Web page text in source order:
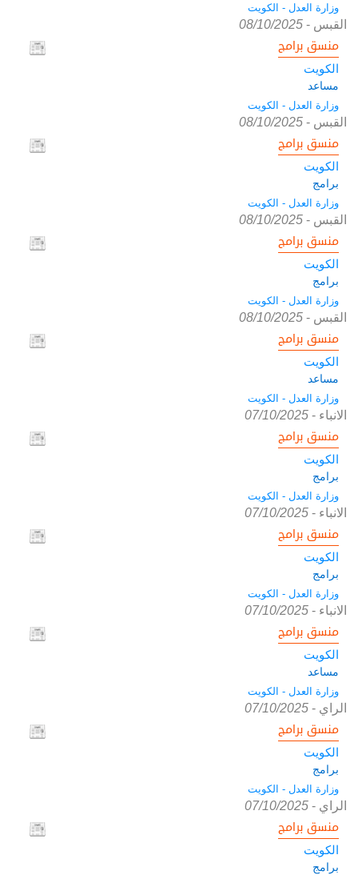
وزارة العدل - الكويت
القبس -
08/10/2025
منسق برامج
الكويت
مساعد
وزارة العدل - الكويت
القبس -
08/10/2025
منسق برامج
الكويت
برامج
وزارة العدل - الكويت
القبس -
08/10/2025
منسق برامج
الكويت
برامج
وزارة العدل - الكويت
القبس -
08/10/2025
منسق برامج
الكويت
مساعد
وزارة العدل - الكويت
الانباء -
07/10/2025
منسق برامج
الكويت
برامج
وزارة العدل - الكويت
الانباء -
07/10/2025
منسق برامج
الكويت
برامج
وزارة العدل - الكويت
الانباء -
07/10/2025
منسق برامج
الكويت
مساعد
وزارة العدل - الكويت
الراي -
07/10/2025
منسق برامج
الكويت
برامج
وزارة العدل - الكويت
الراي -
07/10/2025
منسق برامج
الكويت
برامج